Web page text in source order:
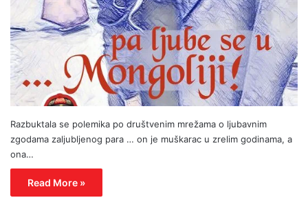
Razbuktala se polemika po društvenim mrežama o ljubavnim
zgodama zaljubljenog para … on je muškarac u zrelim godinama, a
ona…
Read More »